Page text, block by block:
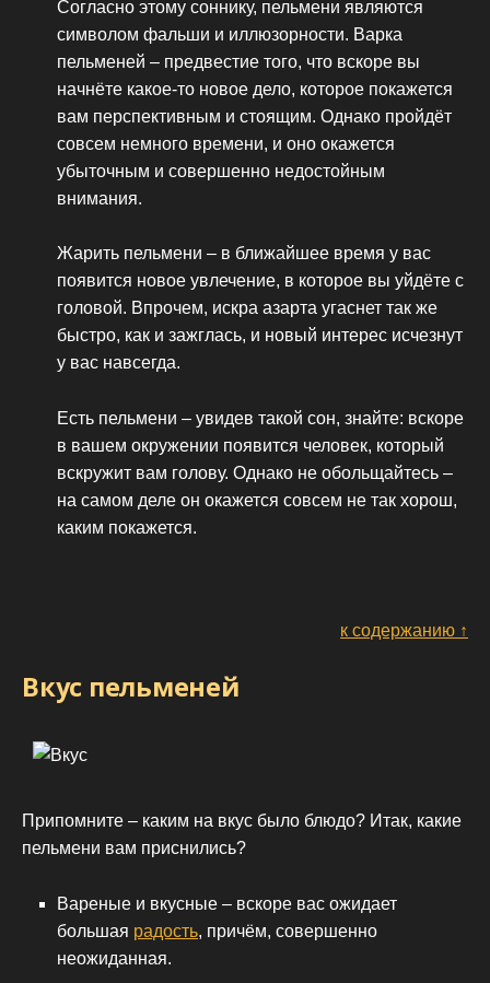
Согласно этому соннику, пельмени являются
символом фальши и иллюзорности. Варка
пельменей – предвестие того, что вскоре вы
начнёте какое-то новое дело, которое покажется
вам перспективным и стоящим. Однако пройдёт
совсем немного времени, и оно окажется
убыточным и совершенно недостойным
внимания.
Жарить пельмени – в ближайшее время у вас
появится новое увлечение, в которое вы уйдёте с
головой. Впрочем, искра азарта угаснет так же
быстро, как и зажглась, и новый интерес исчезнут
у вас навсегда.
Есть пельмени – увидев такой сон, знайте: вскоре
в вашем окружении появится человек, который
вскружит вам голову. Однако не обольщайтесь –
на самом деле он окажется совсем не так хорош,
каким покажется.
к содержанию ↑
Вкус пельменей
Припомните – каким на вкус было блюдо? Итак, какие
пельмени вам приснились?
Вареные и вкусные – вскоре вас ожидает
большая радость, причём, совершенно
неожиданная.